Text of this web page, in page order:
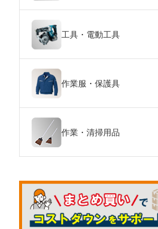
工具・電動工具
作業服・保護具
作業・清掃用品